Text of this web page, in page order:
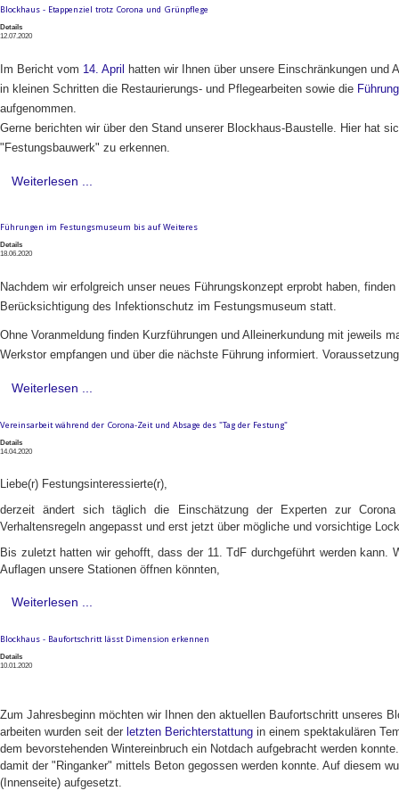
Blockhaus - Etappenziel trotz Corona und Grünpflege
Details
12.07.2020
Im Bericht vom 14. April
hatten wir Ihnen über unsere Einschränkungen und
in kleinen Schritten die Restaurierungs- und Pflegearbeiten sowie die
aufgenommen.
Gerne berichten wir über den Stand unserer Blockhaus-Baustelle. Hier hat
"Festungsbauwerk" zu erkennen.
Weiterlesen ...
Führungen im Festungsmuseum bis auf Weiteres
Details
18.06.2020
Nachdem wir erfolgreich unser neues Führungskonzept erprobt haben,
Berücksichtigung des Infektionschutz im Festungsmuseum statt.
Ohne Voranmeldung finden Kurzführungen und Alleinerkundung mit jeweils
Werkstor empfangen und über die nächste Führung informiert.
Weiterlesen ...
Vereinsarbeit während der Corona-Zeit und Absage des "Tag der Festung"
Details
14.04.2020
Liebe(r) Festungsinteressierte(r),
derzeit ändert sich täglich die Einschätzung der Experten zur
Verhaltensregeln angepasst und erst jetzt über mögliche und vorsichtige
Bis zuletzt hatten wir gehofft, dass der 11. TdF durchgeführt werden
Auflagen unsere Stationen öffnen könnten,
Weiterlesen ...
Blockhaus - Baufortschritt lässt Dimension erkennen
Details
10.01.2020
Zum Jahresbeginn möchten wir Ihnen den aktuellen Baufortschritt unseres
arbeiten wurden seit der letzten Berichterstattung in einem spektakulären
dem bevorstehenden Wintereinbruch ein Notdach aufgebracht werden
damit der "Ringanker" mittels Beton gegossen werden konnte. Auf diesem
(Innenseite) aufgesetzt.